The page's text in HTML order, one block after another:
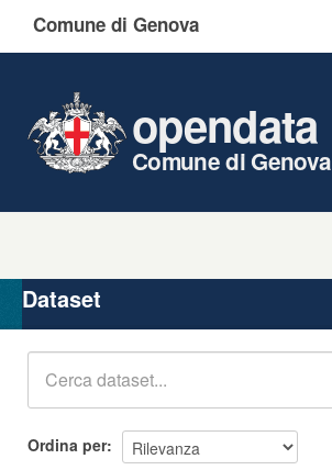
Comune di Genova
opendata
Comune di Genova
Organizzazioni
Gruppi
Dataset
Ordina per